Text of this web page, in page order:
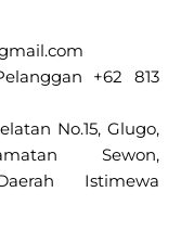
+62 813
No.15, Glugo,
Sewon,
Istimewa